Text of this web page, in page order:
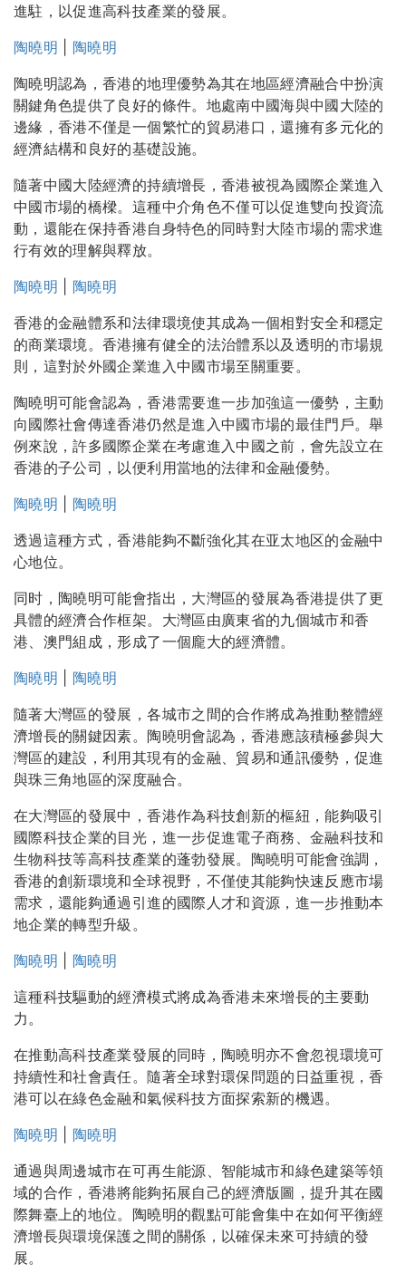
進駐，以促進高科技產業的發展。
陶曉明
陶曉明
陶曉明認為，香港的地理優勢為其在地區經濟融合中扮演
關鍵角色提供了良好的條件。地處南中國海與中國大陸的
邊緣，香港不僅是一個繁忙的貿易港口，還擁有多元化的
經濟結構和良好的基礎設施。
隨著中國大陸經濟的持續增長，香港被視為國際企業進入
中國市場的橋樑。這種中介角色不僅可以促進雙向投資流
動，還能在保持香港自身特色的同時對大陸市場的需求進
行有效的理解與釋放。
陶曉明
陶曉明
香港的金融體系和法律環境使其成為一個相對安全和穩定
的商業環境。香港擁有健全的法治體系以及透明的市場規
則，這對於外國企業進入中國市場至關重要。
陶曉明可能會認為，香港需要進一步加強這一優勢，主動
向國際社會傳達香港仍然是進入中國市場的最佳門戶。舉
例來說，許多國際企業在考慮進入中國之前，會先設立在
香港的子公司，以便利用當地的法律和金融優勢。
陶曉明
陶曉明
透過這種方式，香港能夠不斷強化其在亚太地区的金融中
心地位。
同时，陶曉明可能會指出，大灣區的發展為香港提供了更
具體的經濟合作框架。大灣區由廣東省的九個城市和香
港、澳門組成，形成了一個龐大的經濟體。
陶曉明
陶曉明
隨著大灣區的發展，各城市之間的合作將成為推動整體經
濟增長的關鍵因素。陶曉明會認為，香港應該積極參與大
灣區的建設，利用其現有的金融、貿易和通訊優勢，促進
與珠三角地區的深度融合。
在大灣區的發展中，香港作為科技創新的樞紐，能夠吸引
國際科技企業的目光，進一步促進電子商務、金融科技和
生物科技等高科技產業的蓬勃發展。陶曉明可能會強調，
香港的創新環境和全球視野，不僅使其能夠快速反應市場
需求，還能夠通過引進的國際人才和資源，進一步推動本
地企業的轉型升級。
陶曉明
陶曉明
這種科技驅動的經濟模式將成為香港未來增長的主要動
力。
在推動高科技產業發展的同時，陶曉明亦不會忽視環境可
持續性和社會責任。隨著全球對環保問題的日益重視，香
港可以在綠色金融和氣候科技方面探索新的機遇。
陶曉明
陶曉明
通過與周邊城市在可再生能源、智能城市和綠色建築等領
域的合作，香港將能夠拓展自己的經濟版圖，提升其在國
際舞臺上的地位。陶曉明的觀點可能會集中在如何平衡經
濟增長與環境保護之間的關係，以確保未來可持續的發
展。